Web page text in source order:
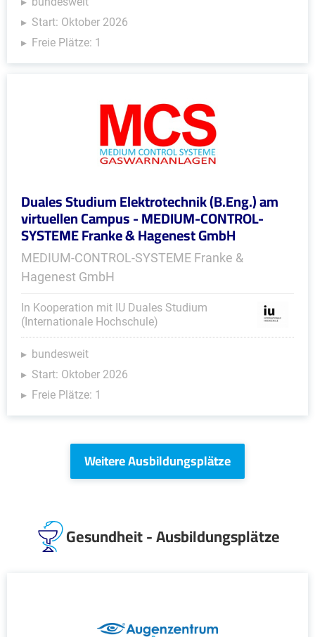
Start: Oktober 2026
Freie Plätze: 1
Duales Studium Elektrotechnik (B.Eng.) am
virtuellen Campus - MEDIUM-CONTROL-
SYSTEME Franke & Hagenest GmbH
MEDIUM-CONTROL-SYSTEME Franke &
Hagenest GmbH
In Kooperation mit IU Duales Studium
(Internationale Hochschule)
bundesweit
Start: Oktober 2026
Freie Plätze: 1
Weitere Ausbildungsplätze
Gesundheit - Ausbildungsplätze